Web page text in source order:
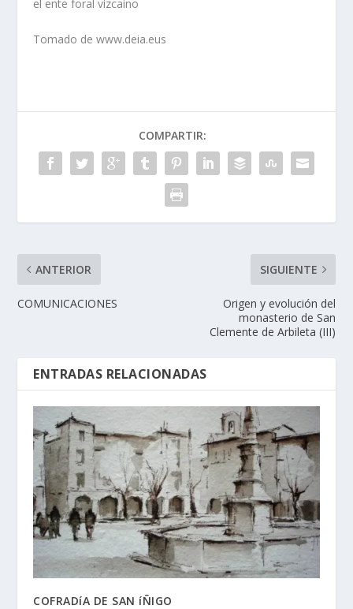
el ente foral vizcaino
Tomado de www.deia.eus
COMPARTIR:
ANTERIOR
COMUNICACIONES
SIGUIENTE
Origen y evolución del
monasterio de San
Clemente de Arbileta (III)
ENTRADAS RELACIONADAS
COFRADíA DE SAN íÑIGO